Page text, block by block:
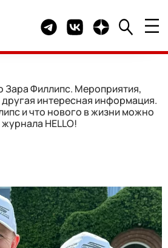
Telegram канал HELLO
Группа HELLO
Канал HELLO в
Зара Филлипс. Мероприятия,
интересная информация.
и что нового в жизни можно
HELLO!